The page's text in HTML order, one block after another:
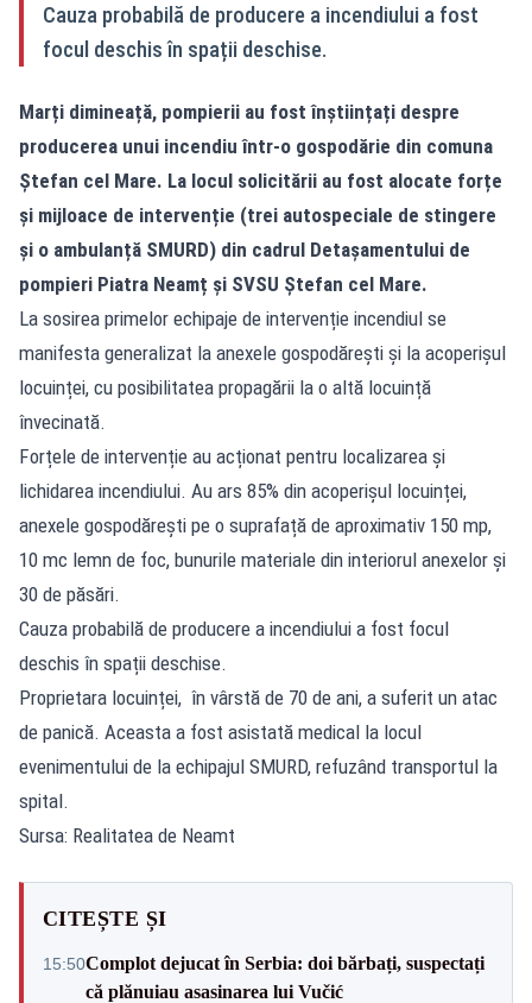
Cauza probabilă de producere a incendiului a fost
focul deschis în spații deschise.
Marți dimineață, pompierii au fost înștiințați despre
producerea unui incendiu într-o gospodărie din comuna
Ștefan cel Mare. La locul solicitării au fost alocate forțe
și mijloace de intervenție (trei autospeciale de stingere
și o ambulanță SMURD) din cadrul Detașamentului de
pompieri Piatra Neamț și SVSU Ștefan cel Mare.
La sosirea primelor echipaje de intervenție incendiul se
manifesta generalizat la anexele gospodărești și la acoperișul
locuinței, cu posibilitatea propagării la o altă locuință
învecinată.
Forțele de intervenție au acționat pentru localizarea și
lichidarea incendiului. Au ars 85% din acoperișul locuinței,
anexele gospodărești pe o suprafață de aproximativ 150 mp,
10 mc lemn de foc, bunurile materiale din interiorul anexelor și
30 de păsări.
Cauza probabilă de producere a incendiului a fost focul
deschis în spații deschise.
Proprietara locuinței, în vârstă de 70 de ani, a suferit un atac
de panică. Aceasta a fost asistată medical la locul
evenimentului de la echipajul SMURD, refuzând transportul la
spital.
Sursa: Realitatea de Neamt
CITEȘTE ȘI
15:50Complot dejucat în Serbia: doi bărbați, suspectați
că plănuiau asasinarea lui Vučić